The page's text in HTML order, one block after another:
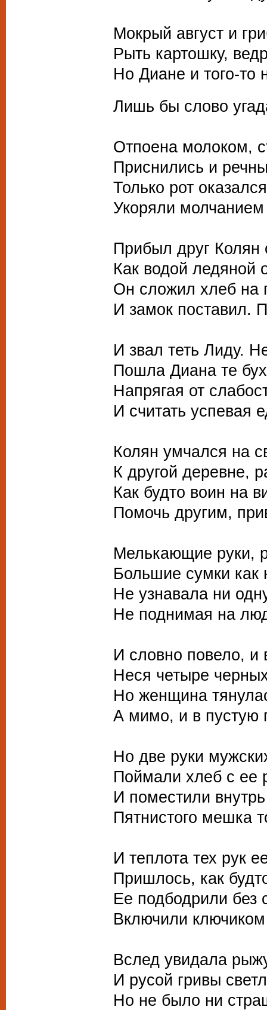
Мокрый август и
Рыть картошку,
Но Диане и того-то
Лишь бы слово
Отпоена молоком,
Приснились и
Только рот
Укоряли
Прибыл друг Колян
Как водой ледяной
Он сложил хлеб на
И замок поставил.
И звал теть Лиду.
Пошла Диана те
Напрягая от
И считать успевая
Колян умчался на
К другой деревне,
Как будто воин на
Помочь другим,
Мелькающие руки,
Большие сумки как
Не узнавала ни
Не поднимая на
И словно повело, и
Неся четыре
Но женщина
А мимо, и в пустую
Но две руки
Поймали хлеб с ее
И поместили
Пятнистого мешка
И теплота тех рук
Пришлось, как
Ее подбодрили без
Включили ключиком
Вслед увидала
И русой гривы
Но не было ни